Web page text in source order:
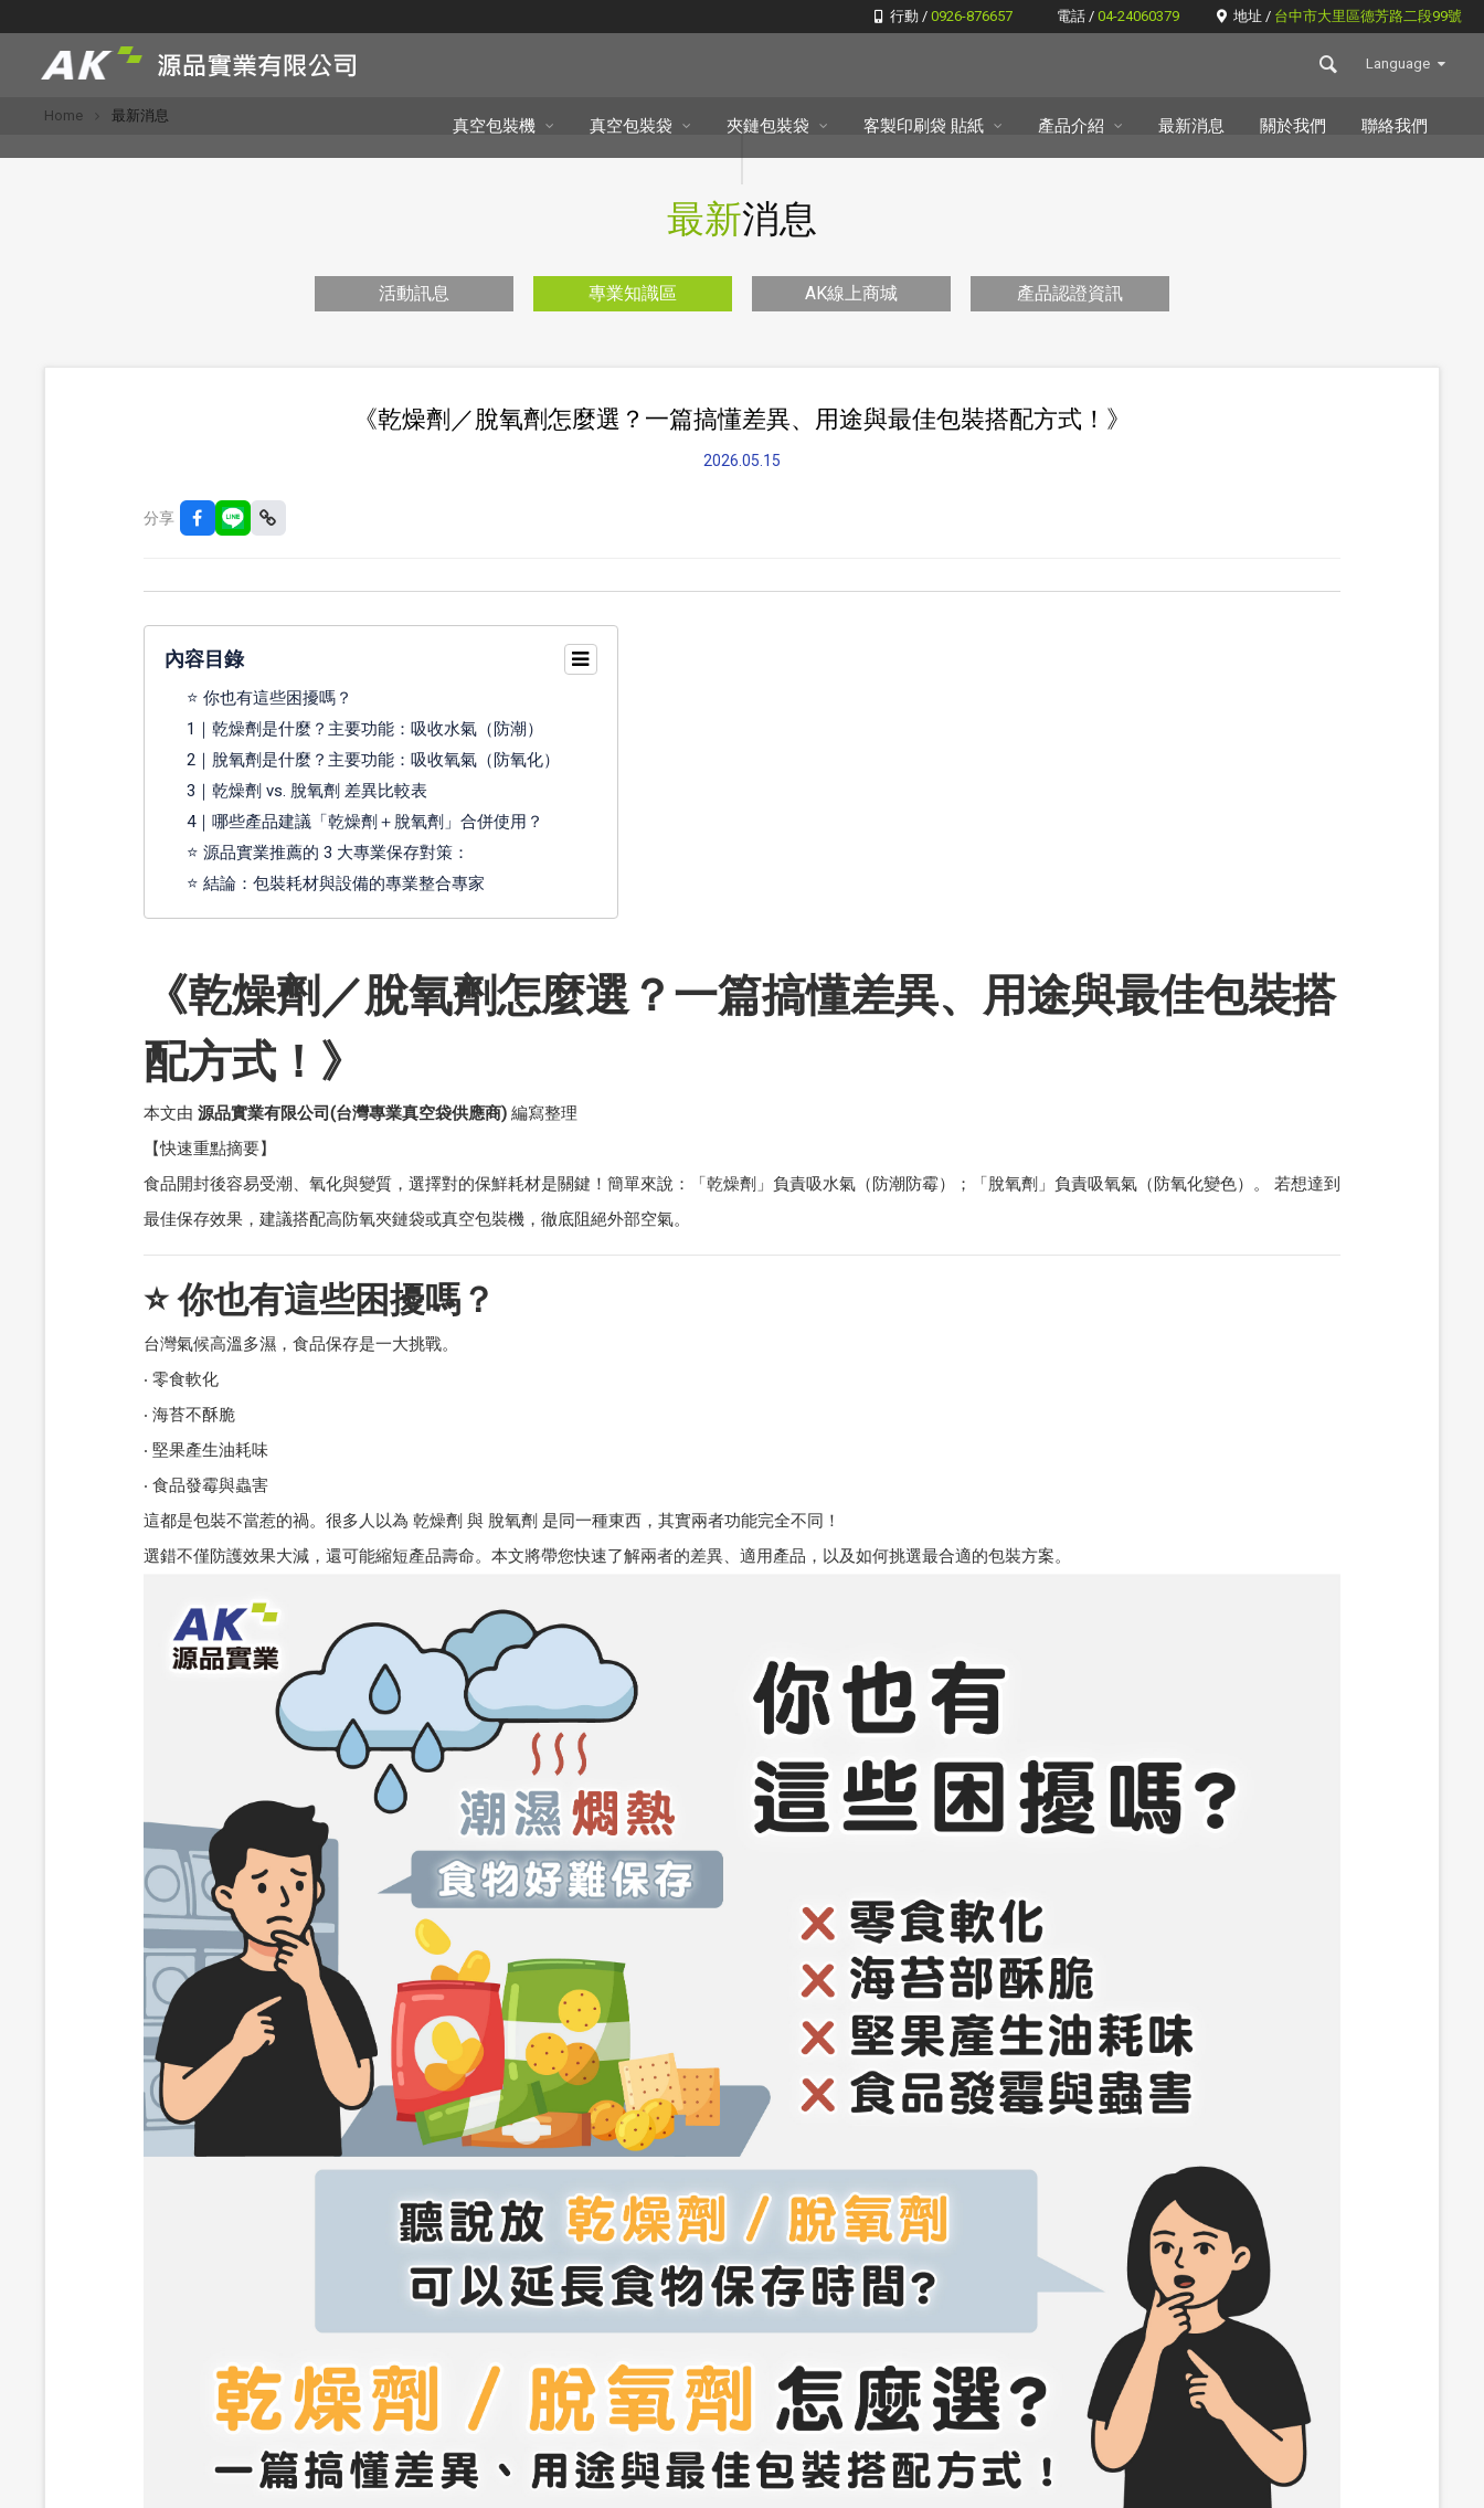
行動 / 0926-876657 電話 / 04-24060379 地址 / 台中市大里區德芳路二段99號
Language
真空包裝機 真空包裝袋 夾鏈包裝袋 客製印刷袋 貼紙 產品介紹 最新消息 關於我們 聯絡我們
Home 最新消息
最新消息
活動訊息 專業知識區 AK線上商城 產品認證資訊
《乾燥劑／脫氧劑怎麼選？一篇搞懂差異、用途與最佳包裝搭配方式！》
2026.05.15
分享
內容目錄
⭐ 你也有這些困擾嗎？
1｜乾燥劑是什麼？主要功能：吸收水氣（防潮）
2｜脫氧劑是什麼？主要功能：吸收氧氣（防氧化）
3｜乾燥劑 vs. 脫氧劑 差異比較表
4｜哪些產品建議「乾燥劑＋脫氧劑」合併使用？
⭐ 源品實業推薦的 3 大專業保存對策：
⭐ 結論：包裝耗材與設備的專業整合專家
《乾燥劑／脫氧劑怎麼選？一篇搞懂差異、用途與最佳包裝搭
配方式！》
本文由 源品實業有限公司(台灣專業真空袋供應商)編寫整理
【快速重點摘要】
食品開封後容易受潮、氧化與變質，選擇對的保鮮耗材是關鍵！簡單來說：「乾燥劑」負責吸水氣（防潮防霉）；「脫氧劑」負責吸氧氣（防氧化變色）。 若想達到
最佳保存效果，建議搭配高防氧夾鏈袋或真空包裝機，徹底阻絕外部空氣。
⭐ 你也有這些困擾嗎？
台灣氣候高溫多濕，食品保存是一大挑戰。
‧ 零食軟化
‧ 海苔不酥脆
‧ 堅果產生油耗味
‧ 食品發霉與蟲害
這都是包裝不當惹的禍。很多人以為 乾燥劑 與 脫氧劑 是同一種東西，其實兩者功能完全不同！
選錯不僅防護效果大減，還可能縮短產品壽命。本文將帶您快速了解兩者的差異、適用產品，以及如何挑選最合適的包裝方案。